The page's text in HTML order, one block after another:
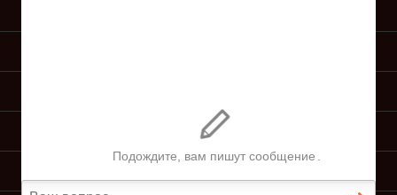
ПОДАЧА ИСКА